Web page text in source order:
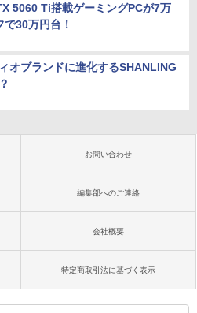
5060 Ti搭載ゲーミングPCが7万
30万円台！
オブランドに進化するSHANLING
お問い合わせ
編集部へのご連絡
会社概要
特定商取引法に基づく表示